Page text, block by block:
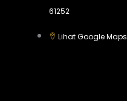
61252
Lihat Google Maps